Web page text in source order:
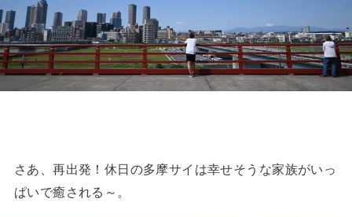
さあ、再出発！休日の多摩サイは幸せそうな家族がいっ
ぱいで癒される～。